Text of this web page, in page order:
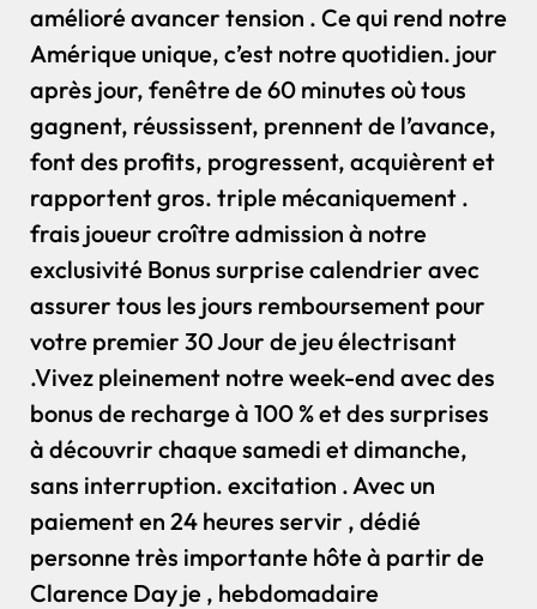
amélioré avancer tension . Ce qui rend notre
Amérique unique, c’est notre quotidien. jour
après jour, fenêtre de 60 minutes où tous
gagnent, réussissent, prennent de l’avance,
font des profits, progressent, acquièrent et
rapportent gros. triple mécaniquement .
frais joueur croître admission à notre
exclusivité Bonus surprise calendrier avec
assurer tous les jours remboursement pour
votre premier 30 Jour de jeu électrisant
.Vivez pleinement notre week-end avec des
bonus de recharge à 100 % et des surprises
à découvrir chaque samedi et dimanche,
sans interruption. excitation . Avec un
paiement en 24 heures servir , dédié
personne très importante hôte à partir de
Clarence Day je , hebdomadaire